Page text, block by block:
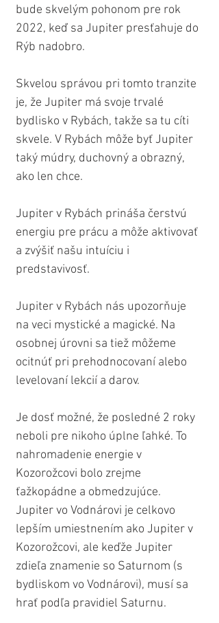
bude skvelým pohonom pre rok
2022, keď sa Jupiter presťahuje do
Rýb nadobro.
Skvelou správou pri tomto tranzite
je, že Jupiter má svoje trvalé
bydlisko v Rybách, takže sa tu cíti
skvele. V Rybách môže byť Jupiter
taký múdry, duchovný a obrazný,
ako len chce.
Jupiter v Rybách prináša čerstvú
energiu pre prácu a môže aktivovať
a zvýšiť našu intuíciu i
predstavivosť.
Jupiter v Rybách nás upozorňuje
na veci mystické a magické. Na
osobnej úrovni sa tiež môžeme
ocitnúť pri prehodnocovaní alebo
levelovaní lekcií a darov.
Je dosť možné, že posledné 2 roky
neboli pre nikoho úplne ľahké. To
nahromadenie energie v
Kozorožcovi bolo zrejme
ťažkopádne a obmedzujúce.
Jupiter vo Vodnárovi je celkovo
lepším umiestnením ako Jupiter v
Kozorožcovi, ale keďže Jupiter
zdieľa znamenie so Saturnom (s
bydliskom vo Vodnárovi), musí sa
hrať podľa pravidiel Saturnu.